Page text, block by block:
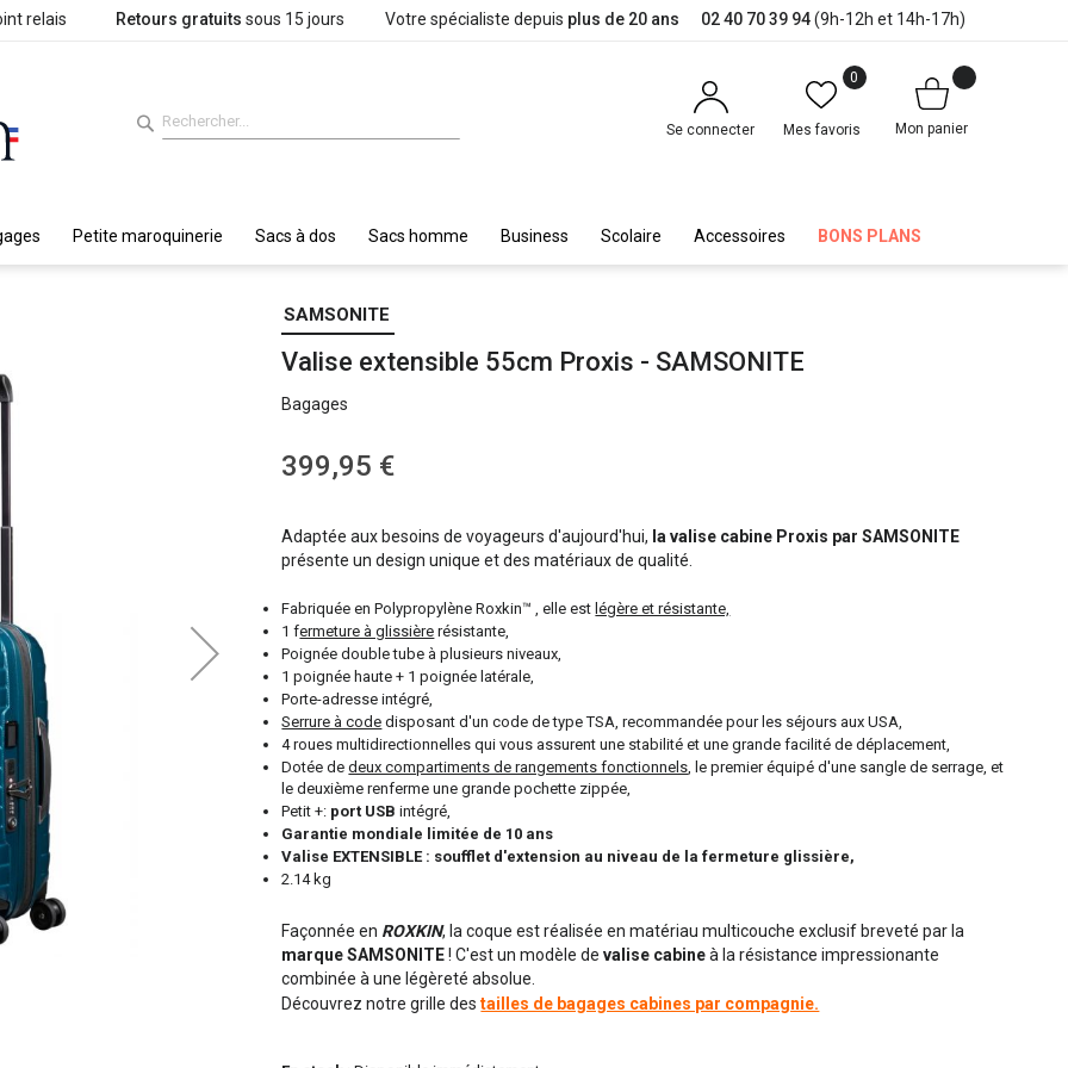
relais Retours gratuits sous 15 jours Votre spécialiste depuis plus de 20 ans 02 40 70 39 94(9h-12h et 14h-17h)
Se connecter
0
Mes favoris Mon panier
Petite maroquinerie Sacs à dos Sacs homme Business Scolaire Accessoires BONS PLANS
SAMSONITE
Valise extensible 55cm Proxis - SAMSONITE
Bagages
399,95 €
Adaptée aux besoins de voyageurs d'aujourd'hui, la valise cabine Proxis par SAMSONITE
présente un design unique et des matériaux de qualité.
Fabriquée en Polypropylène Roxkin™ , elle est légère et résistante,
1 fermeture à glissière résistante,
Poignée double tube à plusieurs niveaux,
1 poignée haute + 1 poignée latérale,
Porte-adresse intégré,
Serrure à code disposant d'un code de type TSA, recommandée pour les séjours aux USA,
4 roues multidirectionnelles qui vous assurent une stabilité et une grande facilité de déplacement,
Dotée dedeux compartiments de rangements fonctionnels, le premier équipé d'une sangle de serrage, et
le deuxième renferme une grande pochette zippée,
Petit +: port USB intégré,
Garantie mondiale limitée de 10 ans
Valise EXTENSIBLE : soufflet d'extension au niveau de la fermeture glissière,
2.14 kg
Façonnée en ROXKIN, la coque est réalisée en matériau multicouche exclusif breveté par la
marque SAMSONITE! C'est un modèle devalise cabineà la résistance impressionante
combinée à une légèreté absolue.
Découvrez notre grille destailles de bagages cabines par compagnie.